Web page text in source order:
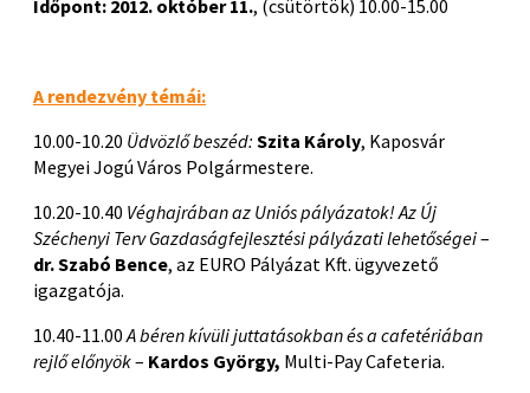
Időpont: 2012. október 11., (csütörtök) 10.00-15.00
A rendezvény témái:
10.00-10.20 Üdvözlő beszéd: Szita Károly, Kaposvár
Megyei Jogú Város Polgármestere.
10.20-10.40 Véghajrában az Uniós pályázatok! Az Új
Széchenyi Terv Gazdaságfejlesztési pályázati lehetőségei–
dr. Szabó Bence, az EURO Pályázat Kft. ügyvezető
igazgatója.
10.40-11.00A béren kívüli juttatásokban és a cafetériában
rejlő előnyök– Kardos György, Multi-Pay Cafeteria.